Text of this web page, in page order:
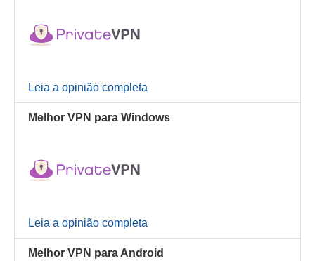
Leia a opinião completa
Melhor VPN para Windows
Leia a opinião completa
Melhor VPN para Android